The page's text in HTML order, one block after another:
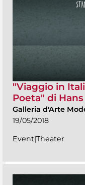
"Viaggio in
Poeta" di
Galleria d'Arte
19/05/2018
Event|Theater